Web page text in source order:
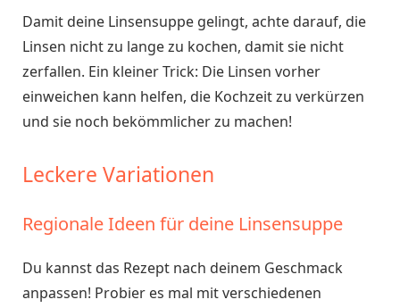
Damit deine Linsensuppe gelingt, achte darauf, die
Linsen nicht zu lange zu kochen, damit sie nicht
zerfallen. Ein kleiner Trick: Die Linsen vorher
einweichen kann helfen, die Kochzeit zu verkürzen
und sie noch bekömmlicher zu machen!
Leckere Variationen
Regionale Ideen für deine Linsensuppe
Du kannst das Rezept nach deinem Geschmack
anpassen! Probier es mal mit verschiedenen